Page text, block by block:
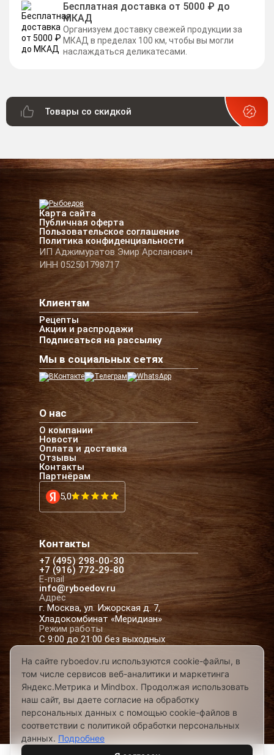
Бесплатная доставка от 5000 ₽ до
МКАД
Организуем доставку свежей продукции за
МКАД в пределах 100 км, чтобы вы могли
наслаждаться деликатесами.
Товары со скидкой
Карта сайта
Публичная оферта
Пользовательское соглашение
Политика конфиденциальности
ИП Аджимуратов Эмир Арсланович
ИНН 052501798717
Клиентам
Рецепты
Акции и распродажи
Подписаться на рассылку
Мы в социальных сетях
О нас
О компании
Новости
Оплата и доставка
Отзывы
Контакты
Партнёрам
5,0
Контакты
+7 (495) 298-00-30
+7 (916) 772-29-80
E-mail
info@ryboedov.ru
Адрес
г. Москва, ул. Ижорская д. 7,
Хладокомбинат «Меридиан»
Режим работы
С 9:00 до 21:00 без выходных
© 2026,Рыбоедовъ— доставка рыбы и
морепродуктов в Москве
Предложения на сайте не являются офертой
Разработано в
На сайте ryboedov.ru используются cookie-файлы, в
том числе сервисов веб-аналитики и маркетинга
Яндекс.Метрика и Mindbox. Продолжая использовать
наш сайт, вы даете согласие на обработку
персональных данных с помощью cookie-файлов в
соответствии с политикой обработки персональных
данных. Подробнее